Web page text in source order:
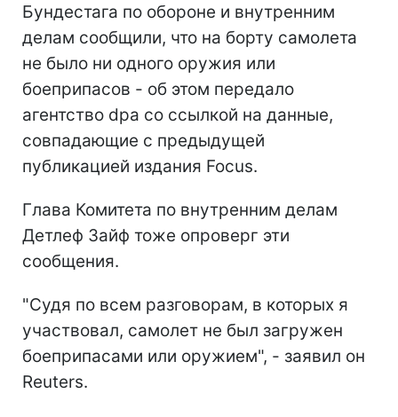
Бундестага по обороне и внутренним
делам сообщили, что на борту самолета
не было ни одного оружия или
боеприпасов - об этом передало
агентство dpa со ссылкой на данные,
совпадающие с предыдущей
публикацией издания Focus.
Глава Комитета по внутренним делам
Детлеф Зайф тоже опроверг эти
сообщения.
"Судя по всем разговорам, в которых я
участвовал, самолет не был загружен
боеприпасами или оружием", - заявил он
Reuters.